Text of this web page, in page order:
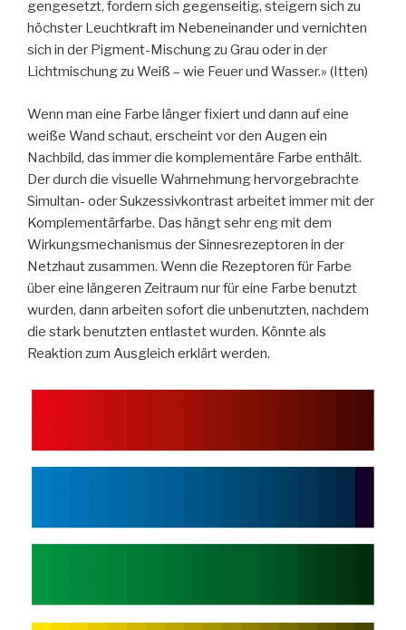
gengesetzt, fordern sich gegenseitig, steigern sich zu
höchster Leuchtkraft im Nebeneinander und vernichten
sich in der Pigment-Mischung zu Grau oder in der
Lichtmischung zu Weiß – wie Feuer und Wasser.» (Itten)
Wenn man eine Farbe länger fixiert und dann auf eine
weiße Wand schaut, erscheint vor den Augen ein
Nachbild, das immer die komplementäre Farbe enthält.
Der durch die visuelle Wahrnehmung hervorgebrachte
Simultan- oder Sukzessivkontrast arbeitet immer mit der
Komplementärfarbe. Das hängt sehr eng mit dem
Wirkungsmechanismus der Sinnesrezeptoren in der
Netzhaut zusammen. Wenn die Rezeptoren für Farbe
über eine längeren Zeitraum nur für eine Farbe benutzt
wurden, dann arbeiten sofort die unbenutzten, nachdem
die stark benutzten entlastet wurden. Könnte als
Reaktion zum Ausgleich erklärt werden.